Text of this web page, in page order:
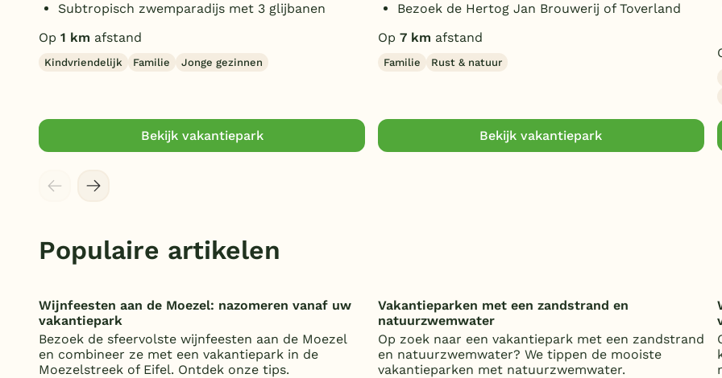
Subtropisch zwemparadijs met 3 glijbanen
Op 1 km afstand
Kindvriendelijk Familie Jonge gezinnen
Bekijk vakantiepark
Bezoek de Hertog Jan Brouwerij of Toverland
Op 7 km afstand
Familie Rust & natuur
Bekijk vakantiepark
Populaire artikelen
Wijnfeesten aan de Moezel: nazomeren vanaf uw
vakantiepark
Bezoek de sfeervolste wijnfeesten aan de Moezel
en combineer ze met een vakantiepark in de
Moezelstreek of Eifel. Ontdek onze tips.
Vakantieparken met een zandstrand en
natuurzwemwater
Op zoek naar een vakantiepark met een zandstrand
en natuurzwemwater? We tippen de mooiste
vakantieparken met natuurzwemwater.